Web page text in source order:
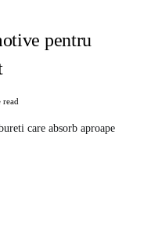
pentru
read
care absorb aproape